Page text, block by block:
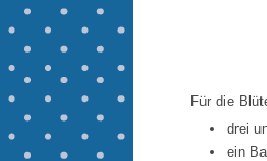
Für die
drei
ein